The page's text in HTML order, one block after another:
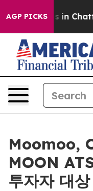
AGP PICKS
Chaos in
Moomoo,
MOON
투자자 대